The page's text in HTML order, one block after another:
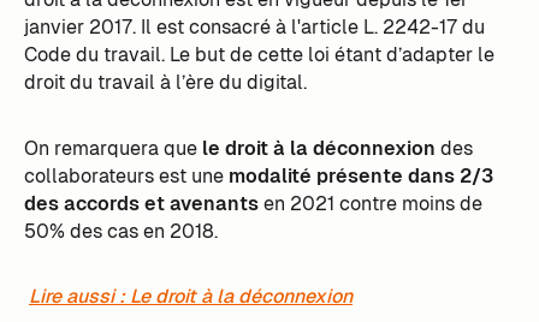
janvier 2017. Il est consacré à l'article L. 2242-17 du
Code du travail. Le but de cette loi étant d’adapter le
droit du travail à l’ère du digital.
On remarquera que le droit à la déconnexion des
collaborateurs est une modalité présente dans 2/3
des accords et avenantsen 2021 contre moins de
50% des cas en 2018.
Lire aussi : Le droit à la déconnexion